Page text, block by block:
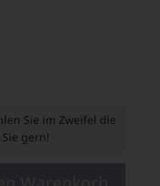
Sie im Zweifel die
gern!